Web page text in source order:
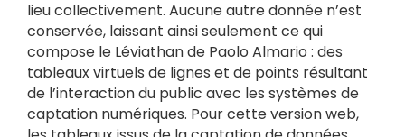
lieu collectivement. Aucune autre donnée n’est
conservée, laissant ainsi seulement ce qui
compose le Léviathan de Paolo Almario : des
tableaux virtuels de lignes et de points résultant
de l’interaction du public avec les systèmes de
captation numériques. Pour cette version web,